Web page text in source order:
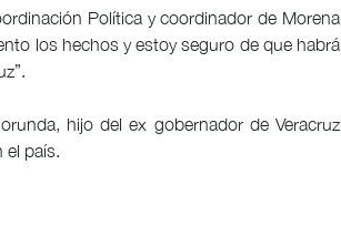
Política y coordinador de Morena
los hechos y estoy seguro de que habrá
hijo del ex gobernador de Veracruz
el país.